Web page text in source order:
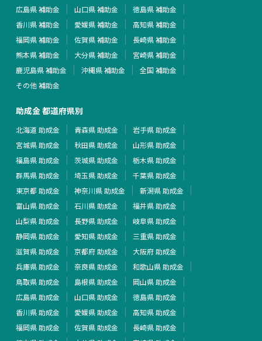
広島県 補助金
山口県 補助金
徳島県 補助金
香川県 補助金
愛媛県 補助金
高知県 補助金
福岡県 補助金
佐賀県 補助金
長崎県 補助金
熊本県 補助金
大分県 補助金
宮崎県 補助金
鹿児島県 補助金
沖縄県 補助金
全国 補助金
その他 補助金
助成金 都道府県別
北海道 助成金 青森県 助成金
岩手県 助成金
宮城県 助成金
秋田県 助成金
山形県 助成金
福島県 助成金
茨城県 助成金
栃木県 助成金
群馬県 助成金
埼玉県 助成金
千葉県 助成金
東京都 助成金
神奈川県 助成金
新潟県 助成金
富山県 助成金
石川県 助成金
福井県 助成金
山梨県 助成金
長野県 助成金
岐阜県 助成金
静岡県 助成金
愛知県 助成金
三重県 助成金
滋賀県 助成金
京都府 助成金
大阪府 助成金
兵庫県 助成金
奈良県 助成金
和歌山県 助成金
鳥取県 助成金
島根県 助成金
岡山県 助成金
広島県 助成金
山口県 助成金
徳島県 助成金
香川県 助成金
愛媛県 助成金
高知県 助成金
福岡県 助成金
佐賀県 助成金
長崎県 助成金